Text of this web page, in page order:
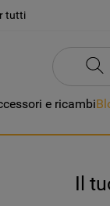
tutti
e ricambi
Il